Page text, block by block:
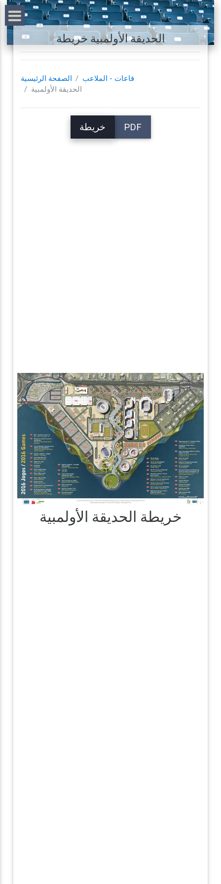
الحديقة الأولمبية خريطة
الصفحة الرئيسية
قاعات - الملاعب
الحديقة الأولمبية
خريطة PDF
خريطة الحديقة الأولمبية